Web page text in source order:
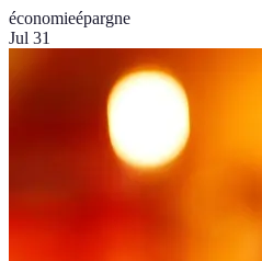
économieépargne
Jul 31